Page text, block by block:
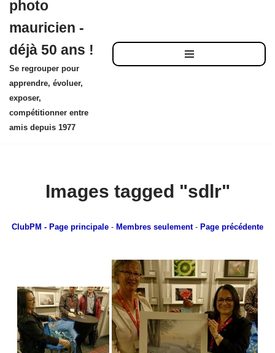
au
contenu
photo
mauricien -
déjà 50 ans !
Se regrouper pour
apprendre, évoluer,
exposer,
compétitionner entre
amis depuis 1977
Images tagged "sdlr"
ClubPM - Page principale - Membres seulement- Page précédente